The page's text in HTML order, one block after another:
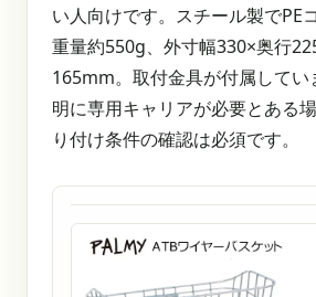
い人向けです。スチール製でPE
重量約550g、外寸幅330×奥行
165mm。取付金具が付属してい
明に専用キャリアが必要とある
り付け条件の確認は必須です。